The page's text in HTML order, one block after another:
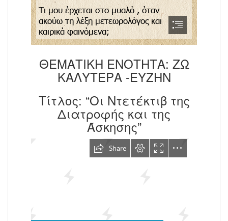
ΘΕΜΑΤΙΚΗ ΕΝΟΤΗΤΑ: ΖΩ
ΚΑΛΥΤΕΡΑ -ΕΥΖΗΝ
Τίτλος: “Οι Ντετέκτιβ της
Διατροφής και της
Άσκησης”